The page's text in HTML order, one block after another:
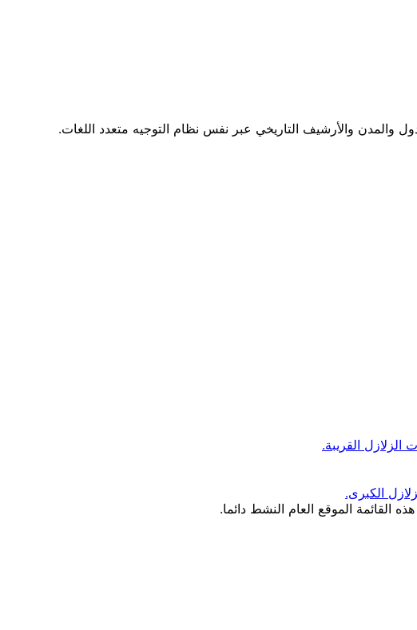
والمدن والأرشيف التاريخي عبر نفس نظام التوجيه متعدد اللغات.
الكبرى.
القائمة الموقع العام النشط دائما.